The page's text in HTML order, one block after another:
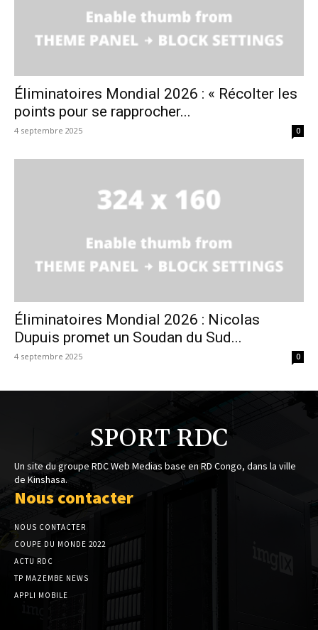
Éliminatoires Mondial 2026 : « Récolter les
points pour se rapprocher...
4 septembre 2025 0
Éliminatoires Mondial 2026 : Nicolas
Dupuis promet un Soudan du Sud...
4 septembre 2025 0
SPORT RDC
Un site du groupe RDC Web Medias base en RD Congo, dans la ville
de Kinshasa.
Nous contacter
NOUS CONTACTER
COUPE DU MONDE 2022
ACTU RDC
TP MAZEMBE NEWS
APPLI MOBILE